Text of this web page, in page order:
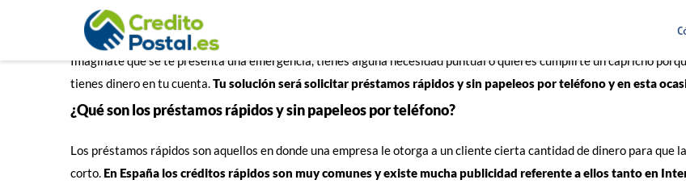
Imagínate que se te presenta una emergencia, tienes alguna necesidad puntual o quieres cumplirte un capricho
tienes dinero en tu cuenta.Tu solución será solicitar préstamos rápidos y sin papeleos por teléfono y en esta
¿Qué son los préstamos rápidos y sin papeleos por teléfono?
Los préstamos rápidos son aquellos en donde una empresa le otorga a un cliente cierta cantidad de dinero para que
corto.En España los créditos rápidos son muy comunes y existe mucha publicidad referente a ellos tanto en